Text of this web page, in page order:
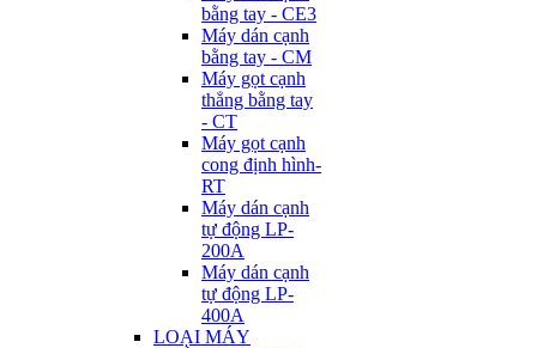
bằng tay - CE3
Máy dán cạnh
bằng tay - CM
Máy gọt cạnh
thẳng bằng tay
- CT
Máy gọt cạnh
cong định hình-
RT
Máy dán cạnh
tự động LP-
200A
Máy dán cạnh
tự động LP-
400A
LOẠI MÁY